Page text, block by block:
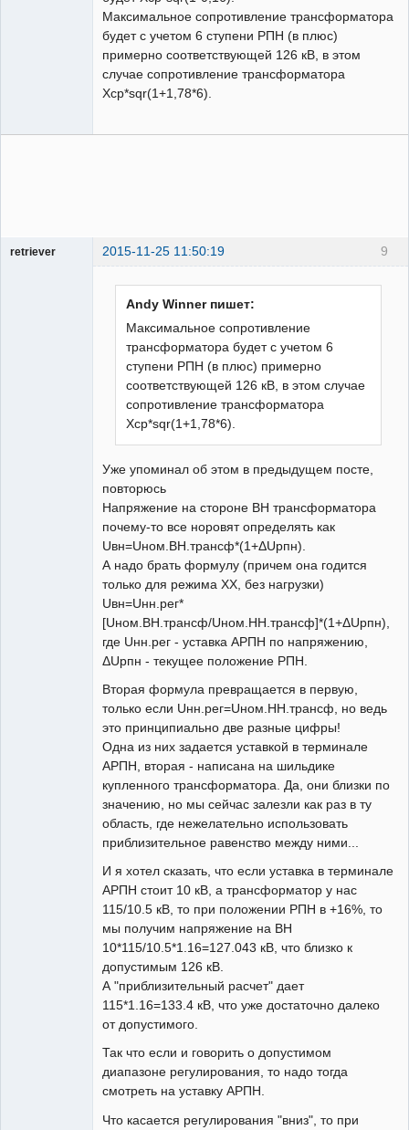
Максимальное сопротивление трансформатора
будет с учетом 6 ступени РПН (в плюс)
примерно соответствующей 126 кВ, в этом
случае сопротивление трансформатора
Xср*sqr(1+1,78*6).
9
retriever 2015-11-25 11:50:19
Andy Winner пишет:
Максимальное сопротивление
трансформатора будет с учетом 6
ступени РПН (в плюс) примерно
соответствующей 126 кВ, в этом случае
сопротивление трансформатора
Xср*sqr(1+1,78*6).
Уже упоминал об этом в предыдущем посте,
повторюсь
Напряжение на стороне ВН трансформатора
почему-то все норовят определять как
Uвн=Uном.ВН.трансф*(1+ΔUрпн).
А надо брать формулу (причем она годится
только для режима ХХ, без нагрузки)
Uвн=Uнн.рег*
[Uном.ВН.трансф/Uном.НН.трансф]*(1+ΔUрпн),
где Uнн.рег - уставка АРПН по напряжению,
ΔUрпн - текущее положение РПН.
Вторая формула превращается в первую,
только если Uнн.рег=Uном.НН.трансф, но ведь
это принципиально две разные цифры!
Одна из них задается уставкой в терминале
АРПН, вторая - написана на шильдике
купленного трансформатора. Да, они близки по
значению, но мы сейчас залезли как раз в ту
область, где нежелательно использовать
приблизительное равенство между ними...
И я хотел сказать, что если уставка в терминале
АРПН стоит 10 кВ, а трансформатор у нас
115/10.5 кВ, то при положении РПН в +16%, то
мы получим напряжение на ВН
10*115/10.5*1.16=127.043 кВ, что близко к
допустимым 126 кВ.
А "приблизительный расчет" дает
115*1.16=133.4 кВ, что уже достаточно далеко
от допустимого.
Так что если и говорить о допустимом
диапазоне регулирования, то надо тогда
смотреть на уставку АРПН.
Что касается регулирования "вниз", то при